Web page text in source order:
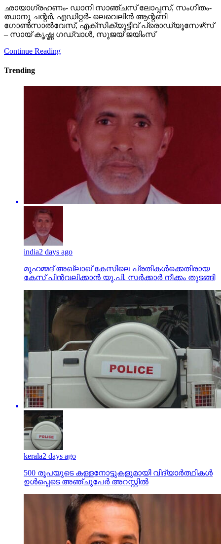
ഛായാഗ്രഹണം- ഡാനി സാഞ്ചസ് ലോപ്പസ്, സംഗീതം-
ഝാനു ചന്റര്‍, എഡിറ്റര്‍- ലെവെലിന്‍ ആന്റണി
ഗോണ്‍സാല്‍വേസ്, എക്‌സിക്യൂട്ടീവ് പ്രൊഡ്യൂസേഴ്‌സ്
– സായ് കൃഷ്ണ ഗഡ്വാള്‍, സുജയ് ജയിംസ്
Continue Reading
Trending
india2 days ago
മുഹമ്മദ് അഖ്‌ലാഖ് കേസിലെ പ്രതികള്‍ക്കെതിരായ
കേസ് പിന്‍വലിക്കാന്‍ യു.പി. സര്‍ക്കാര്‍ നീക്കം തുടങ്ങി
kerala2 days ago
500 രൂപയുടെ കള്ളനോട്ടുകളുമായി വിദ്യാര്‍ത്ഥികള്‍
ഉള്‍പ്പെടെ അഞ്ചുപേര്‍ അറസ്റ്റില്‍